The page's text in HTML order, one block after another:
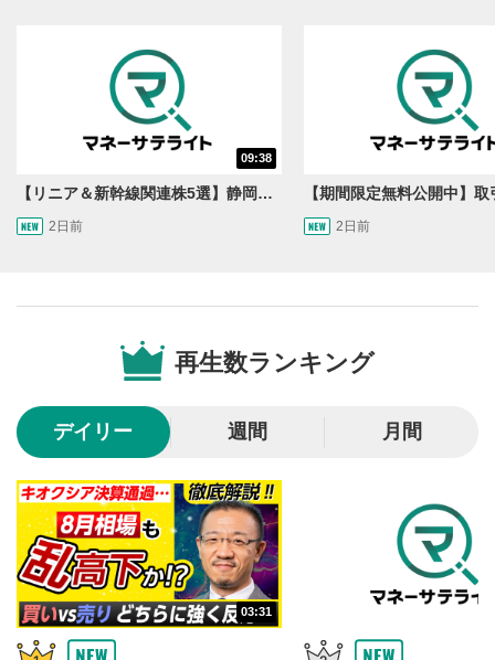
動画を再生または一時停止します。
10秒戻し/10秒送り
10秒、動画を巻き戻し/早送りします。
再生位置を示しています。再生したい位置をクリック
するとその位置から動画が再生されます。
スライダーを上下すると音量が調整できます。
8
全画面表示
動画が全画面で表示されます。再度クリックすると元
のサイズに戻ります。
09:38
【リニア＆新幹線関連株5選】静岡県知事の承認でリニア路線工事進展！北陸新幹線も「小浜・京都ルート」再決定！関連する注目の銘柄は？＜たけぞうNEWS＞
2日前 2日前
再生数ランキング
デイリー 週間 月間
03:31